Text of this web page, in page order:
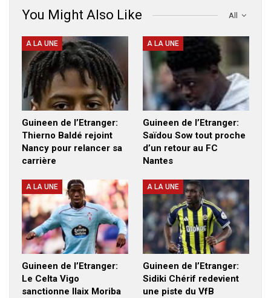
All
You Might Also Like
A LA UNE
Guineen de l’Etranger:
Thierno Baldé rejoint
Nancy pour relancer sa
carrière
A LA UNE
Guineen de l’Etranger:
Saïdou Sow tout proche
d’un retour au FC
Nantes
A LA UNE
Guineen de l’Etranger:
Le Celta Vigo
sanctionne Ilaix Moriba
A LA UNE
Guineen de l’Etranger:
Sidiki Chérif redevient
une piste du VfB